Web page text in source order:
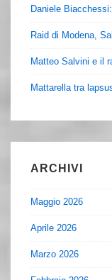
Daniele
Raid di Modena,
Matteo Salvini e il
Mattarella tra
ARCHIVI
Maggio 2026
Aprile 2026
Marzo 2026